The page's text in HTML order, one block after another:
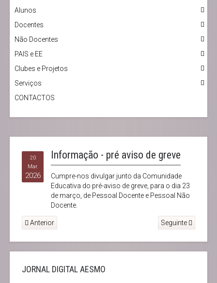
Alunos
Docentes
Não Docentes
PAIS e EE
Clubes e Projetos
Serviços
CONTACTOS
20
Mar.
2026
Informação - pré aviso de greve
Cumpre-nos divulgar junto da Comunidade
Educativa do pré-aviso de greve, para o dia 23
de março, de Pessoal Docente e Pessoal Não
Docente.
Anterior Seguinte
JORNAL DIGITAL AESMO